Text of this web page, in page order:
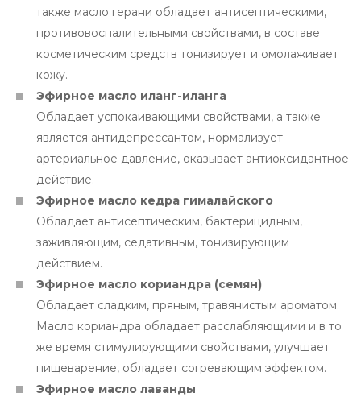
также масло герани обладает антисептическими,
противовоспалительными свойствами, в составе
косметическим средств тонизирует и омолаживает
кожу.
Эфирное масло иланг-иланга
Обладает успокаивающими свойствами, а также
является антидепрессантом, нормализует
артериальное давление, оказывает антиоксидантное
действие.
Эфирное масло кедра гималайского
Обладает антисептическим, бактерицидным,
заживляющим, седативным, тонизирующим
действием.
Эфирное масло кориандра (семян)
Обладает сладким, пряным, травянистым ароматом.
Масло кориандра обладает расслабляющими и в то
же время стимулирующими свойствами, улучшает
пищеварение, обладает согревающим эффектом.
Эфирное масло лаванды